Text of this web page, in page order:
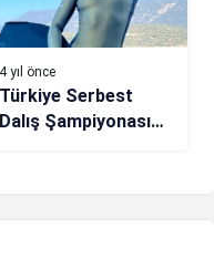
4 yıl önce
Türkiye Serbest
Dalış Şampiyonası